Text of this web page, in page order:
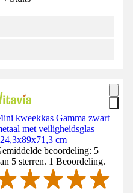
kweekkas Gamma zwart
met veiligheidsglas
cm
beoordeling: 5
5 sterren. 1 Beoordeling.